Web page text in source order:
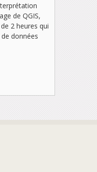
de QGIS,
2 heures qui
données